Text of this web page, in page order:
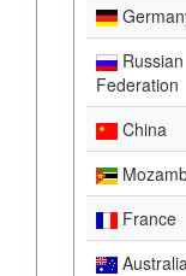
Russian
Federation
China
France
Australia